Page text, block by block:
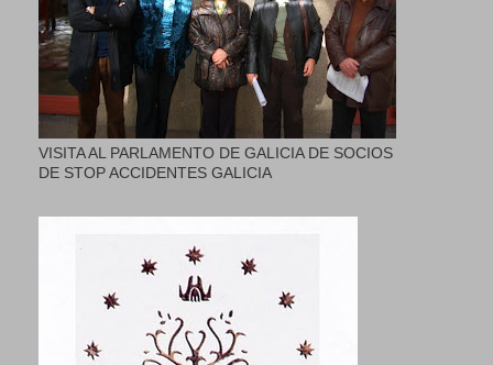
VISITA AL PARLAMENTO DE GALICIA DE SOCIOS
DE STOP ACCIDENTES GALICIA